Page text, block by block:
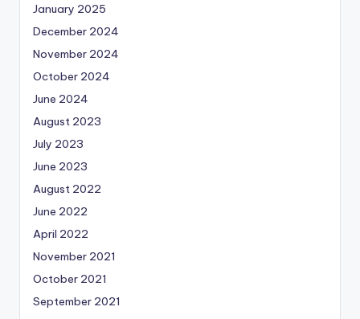
January 2025
December 2024
November 2024
October 2024
June 2024
August 2023
July 2023
June 2023
August 2022
June 2022
April 2022
November 2021
October 2021
September 2021